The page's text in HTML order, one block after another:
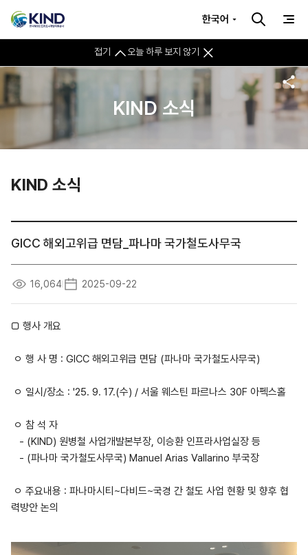
접기 오늘 하루 보지 않기
한국어
KIND 소식
KIND 소식
GICC 해외고위급 면담_파나마 국가철도사무국
16,064 2025-09-22
□ 행사 개요
ㅇ 행 사 명 : GICC 해외고위급 면담 (파나마 국가철도사무국)
ㅇ 일시/장소 : '25. 9. 17.(수) / 서울 웨스틴 파르나스 30F 아펙스홀
ㅇ 참 석 자
- (KIND) 원병철 사업개발본부장, 이승환 인프라사업실장 등
- (파나마 국가철도사무국) Manuel Arias Vallarino 부국장
ㅇ 주요내용 : 파나마시티~다비드~국경 간 철도 사업 현황 및 향후 협
력방안 논의